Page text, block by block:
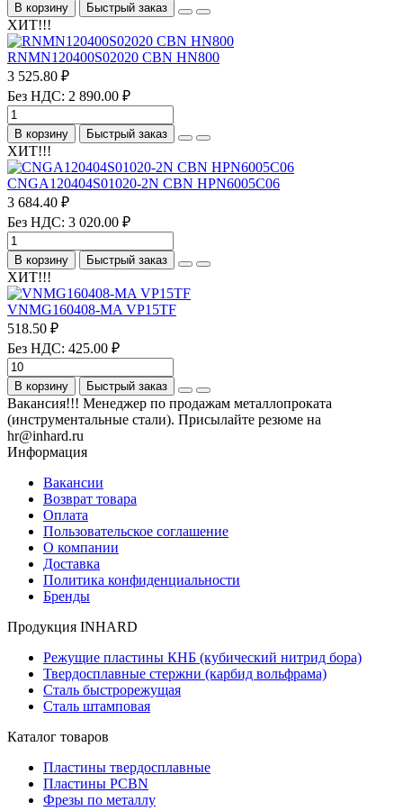
В корзину Быстрый заказ
ХИТ!!!
RNMN120400S02020 CBN HN800
3 525.80 ₽
Без НДС: 2 890.00 ₽
В корзину Быстрый заказ
ХИТ!!!
CNGA120404S01020-2N CBN HPN6005C06
3 684.40 ₽
Без НДС: 3 020.00 ₽
В корзину Быстрый заказ
ХИТ!!!
VNMG160408-MA VP15TF
518.50 ₽
Без НДС: 425.00 ₽
В корзину Быстрый заказ
Вакансия!!! Менеджер по продажам металлопроката
(инструментальные стали). Присылайте резюме на
hr@inhard.ru
Информация
Вакансии
Возврат товара
Оплата
Пользовательское соглашение
О компании
Доставка
Политика конфиденциальности
Бренды
Продукция INHARD
Режущие пластины КНБ (кубический нитрид бора)
Твердосплавные стержни (карбид вольфрама)
Сталь быстрорежущая
Сталь штамповая
Каталог товаров
Пластины твердосплавные
Пластины PCBN
Фрезы по металлу